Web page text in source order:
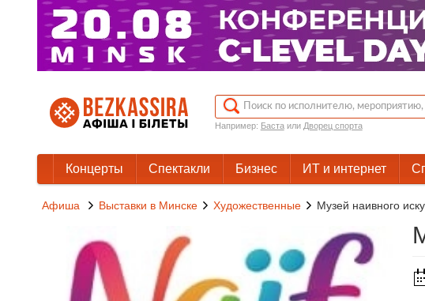
Например: Бастаили Дворец спорта
Концерты Спектакли Бизнес ИТ и интернет
Афиша Выставки в Минске Художественные Музей наивного